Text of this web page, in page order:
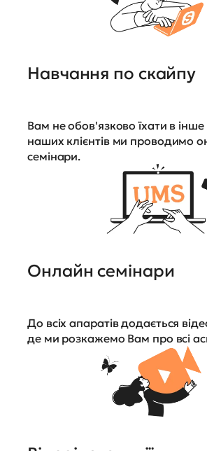
Навчання по скайпу
Вам не обов'язково їхати в інше
наших клієнтів ми проводимо
семінари.
Онлайн семінари
До всіх апаратів додається
де ми розкажемо Вам про всі